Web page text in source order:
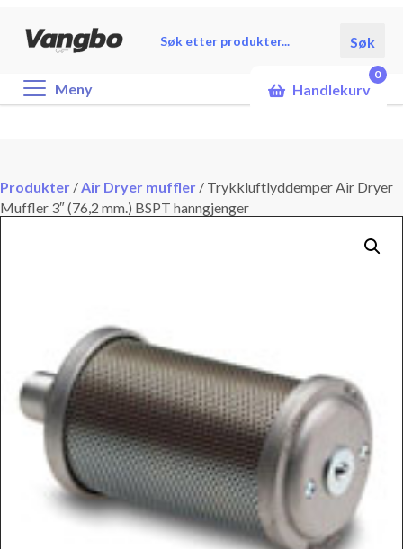
search
Søk
Meny Handlekurv
0
Produkter /Air Dryer muffler / Trykkluftlyddemper Air Dryer
Muffler 3″ (76,2 mm.) BSPT hanngjenger